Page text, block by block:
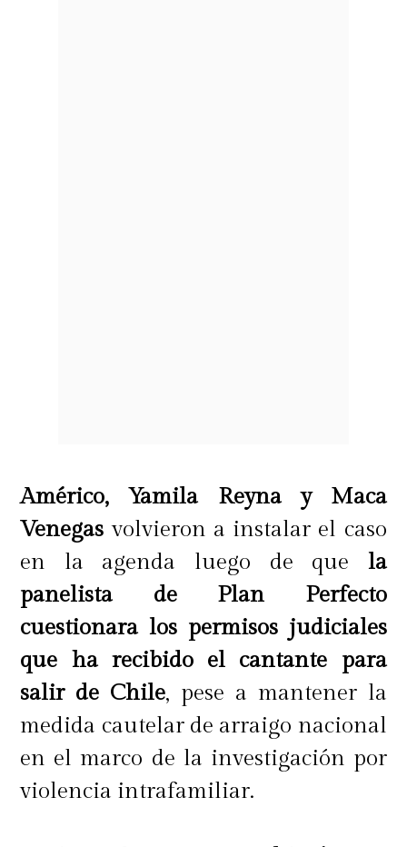
Américo, Yamila Reyna y Maca
Venegas volvieron a instalar el caso
en la agenda luego de que la
panelista de Plan Perfecto
cuestionara los permisos judiciales
que ha recibido el cantante para
salir de Chile, pese a mantener la
medida cautelar de arraigo nacional
en el marco de la investigación por
violencia intrafamiliar.